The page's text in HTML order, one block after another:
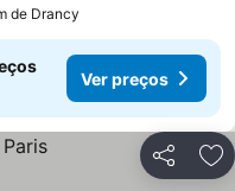
de Drancy
Ver preços
Partilhar